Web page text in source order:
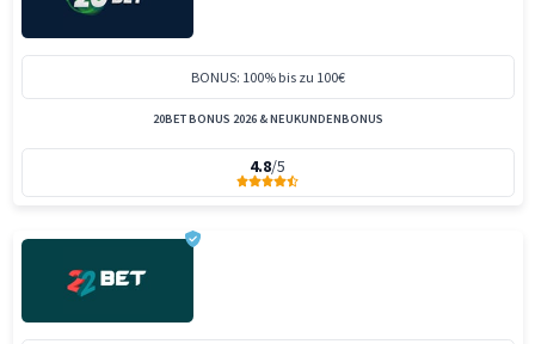
BONUS: 100% bis zu 100€
20BET BONUS 2026 & NEUKUNDENBONUS
4.8/5